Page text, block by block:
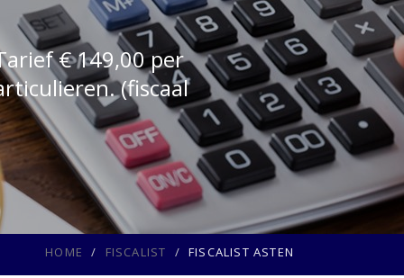
€ 149,00 per
(fiscaal
HOME FISCALIST FISCALIST ASTEN